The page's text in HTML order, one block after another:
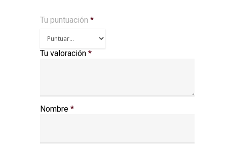
Tu puntuación *
Tu valoración *
Nombre *